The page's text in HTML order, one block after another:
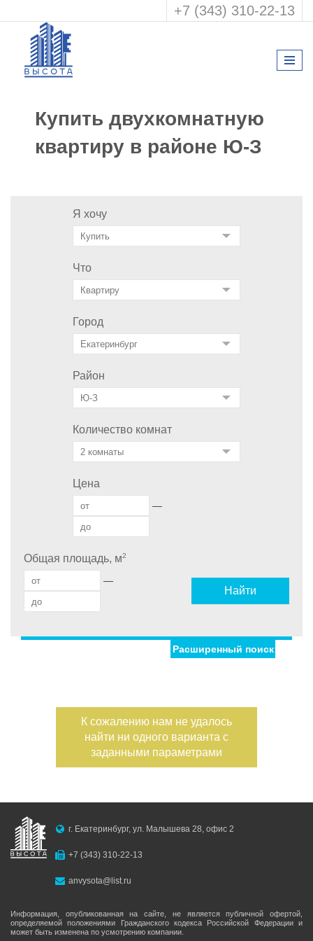
+7 (343) 310-22-13
Купить двухкомнатную
квартиру в районе Ю-З
Я хочу
Что
Город
Район
Количество комнат
Цена
—
Общая площадь, м2
—
Найти
Дом
Жилая площадь
Площадь кухни
—
Балконов
—
Расширенный поиск
К сожалению нам не удалось
найти ни одного варианта с
заданными параметрами
г. Екатеринбург, ул. Малышева 28, офис 2
+7 (343) 310-22-13
anvysota@list.ru
Информация, опубликованная на сайте, не является публичной офертой,
определяемой положениями Гражданского кодекса Российской Федерации и
может быть изменена по усмотрению компании.